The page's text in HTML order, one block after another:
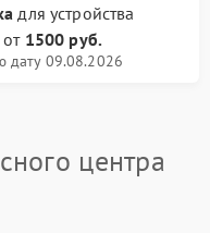
для устройства
от 1500 руб.
дату 09.08.2026
центра